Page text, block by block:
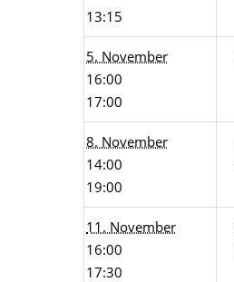
13:15
5. November
16:00
17:00
8. November
14:00
19:00
11. November
16:00
17:30